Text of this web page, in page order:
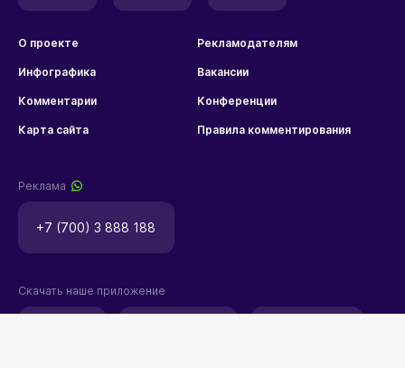
О проекте Рекламодателям
Инфографика Вакансии
Комментарии Конференции
Карта сайта Правила комментирования
Реклама
+7 (700) 3 888 188
Скачать наше приложение